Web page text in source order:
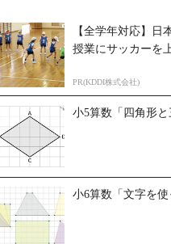
【全学年対応】日
授業にサッカーを
PR(KDDI株式会社)
小5算数「四角形
小6算数「文字を